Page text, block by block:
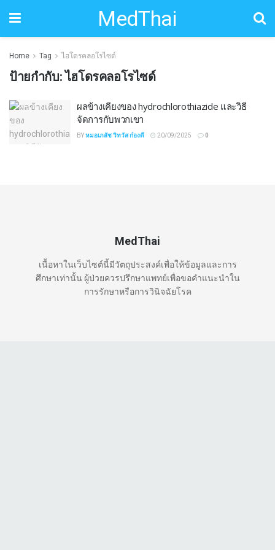
MedThai
Home Tag ไฮโดรคลอโรไซด์
ป้ายกำกับ:ไฮโดรคลอโรไซด์
ผลข้างเคียงของ hydrochlorothiazide และวิธี
จัดการกับพวกเขา
BYหมอเภสัช วิทวัส ก๋องดี 20/09/2025 0
MedThai
เนื้อหาในเว็บไซต์นี้มีวัตถุประสงค์เพื่อให้ข้อมูลและการ
ศึกษาเท่านั้น ผู้ป่วยควรปรึกษาแพทย์เพื่อขอคำแนะนำใน
การรักษาหรือการวินิจฉัยโรค